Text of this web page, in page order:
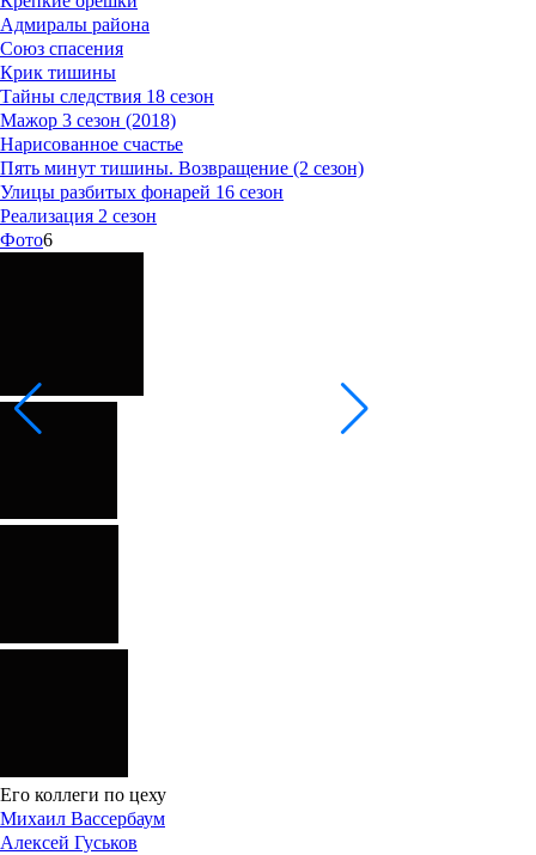
Адмиралы района
Союз спасения
Крик тишины
Тайны следствия 18 сезон
Мажор 3 сезон (2018)
Нарисованное счастье
Пять минут тишины. Возвращение (2 сезон)
Улицы разбитых фонарей 16 сезон
Реализация 2 сезон
Фото6
Его коллеги по цеху
Михаил Вассербаум
Алексей Гуськов